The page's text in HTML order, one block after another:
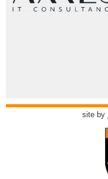
site by